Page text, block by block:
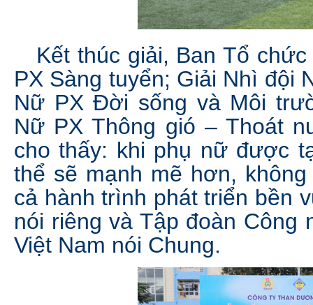
Kết thúc giải, Ban Tổ
PX Sàng tuyển; Giải Nhì đội
Nữ PX Đời sống và Môi
Nữ PX Thông gió – Thoát
cho thấy: khi phụ nữ được
thể sẽ mạnh mẽ hơn,
cả hành trình phát triển bền
nói riêng và Tập đoàn Công
Việt Nam nói Chung.